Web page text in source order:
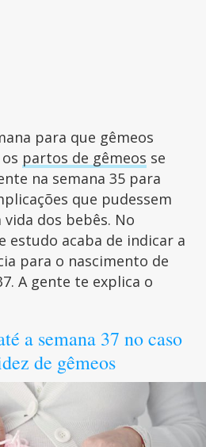
para que gêmeos
partos de gêmeos se
na semana 35 para
que pudessem
dos bebês. No
estudo acaba de indicar a
para o nascimento de
A gente te explica o
a semana 37 no caso
de gêmeos